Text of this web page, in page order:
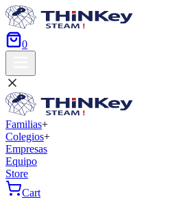
0
Familias+
Colegios+
Empresas
Equipo
Store
Cart